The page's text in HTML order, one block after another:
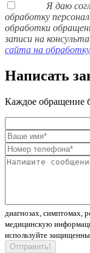
Я даю
обработку
обработки
записи на
сайта на
Написать
Каждое обращение
диагнозах, симптомах,
медицинскую
используйте
Отправить!